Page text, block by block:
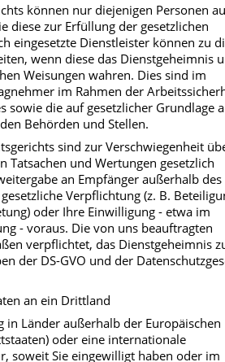
können nur diejenigen Personen
diese zur Erfüllung der gesetzlichen
eingesetzte Dienstleister können zu
wenn diese das Dienstgeheimnis
Weisungen wahren. Dies sind im
im Rahmen der
sowie die auf gesetzlicher Grundlage
Behörden und Stellen.
sind zur Verschwiegenheit
Tatsachen und Wertungen gesetzlich
an Empfänger außerhalb des
Verpflichtung (z. B.
oder Ihre Einwilligung - etwa im
- voraus. Die von uns beauftragten
verpflichtet, das Dienstgeheimnis
der DS-GVO und der
an ein Drittland
in Länder außerhalb der Europäischen
oder eine internationale
soweit Sie eingewilligt haben oder im